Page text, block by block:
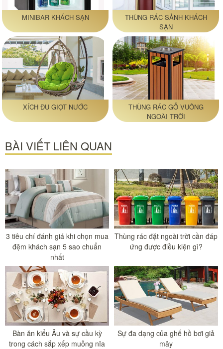
MINIBAR KHÁCH SẠN
THÙNG RÁC SẢNH KHÁCH
SẠN
XÍCH ĐU GIỌT NƯỚC
THÙNG RÁC GỖ VUÔNG
NGOÀI TRỜI
BÀI VIẾT LIÊN QUAN
3 tiêu chí đánh giá khi chọn mua
đệm khách sạn 5 sao chuẩn
nhất
Thùng rác đặt ngoài trời cần đáp
ứng được điều kiện gì?
Bàn ăn kiểu Âu và sự cầu kỳ
trong cách sắp xếp muỗng nĩa
Sự đa dạng của ghế hồ bơi giả
mây